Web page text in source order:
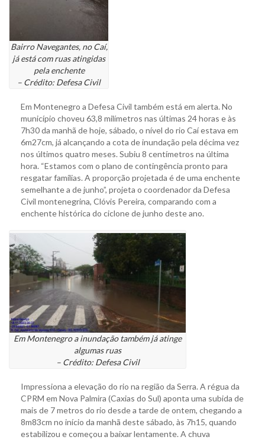
Bairro Navegantes, no Caí,
já está com ruas atingidas
pela enchente
– Crédito: Defesa Civil
Em Montenegro a Defesa Civil também está em alerta. No
município choveu 63,8 milímetros nas últimas 24 horas e às
7h30 da manhã de hoje, sábado, o nível do rio Caí estava em
6m27cm, já alcançando a cota de inundação pela décima vez
nos últimos quatro meses. Subiu 8 centímetros na última
hora. “Estamos com o plano de contingência pronto para
resgatar famílias. A proporção projetada é de uma enchente
semelhante a de junho”, projeta o coordenador da Defesa
Civil montenegrina, Clóvis Pereira, comparando com a
enchente histórica do ciclone de junho deste ano.
Em Montenegro a inundação também já atinge
algumas ruas
– Crédito: Defesa Civil
Impressiona a elevação do rio na região da Serra. A régua da
CPRM em Nova Palmira (Caxias do Sul) aponta uma subida de
mais de 7 metros do rio desde a tarde de ontem, chegando a
8m83cm no início da manhã deste sábado, às 7h15, quando
estabilizou e começou a baixar lentamente. A chuva